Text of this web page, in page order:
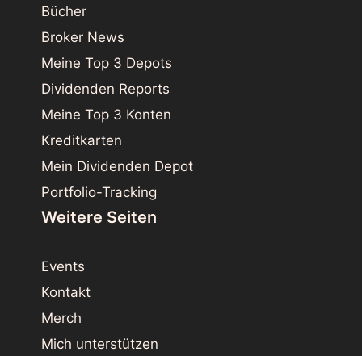
Bücher
Broker News
Meine Top 3 Depots
Dividenden Reports
Meine Top 3 Konten
Kreditkarten
Mein Dividenden Depot
Portfolio-Tracking
Weitere Seiten
Events
Kontakt
Merch
Mich unterstützen